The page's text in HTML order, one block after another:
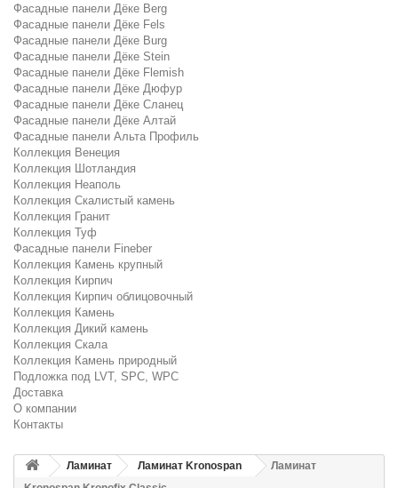
Фасадные панели Дёке Berg
Фасадные панели Дёке Fels
Фасадные панели Дёке Burg
Фасадные панели Дёке Stein
Фасадные панели Дёке Flemish
Фасадные панели Дёке Дюфур
Фасадные панели Дёке Сланец
Фасадные панели Дёке Алтай
Фасадные панели Альта Профиль
Коллекция Венеция
Коллекция Шотландия
Коллекция Неаполь
Коллекция Скалистый камень
Коллекция Гранит
Коллекция Туф
Фасадные панели Fineber
Коллекция Камень крупный
Коллекция Кирпич
Коллекция Кирпич облицовочный
Коллекция Камень
Коллекция Дикий камень
Коллекция Скала
Коллекция Камень природный
Подложка под LVT, SPC, WPC
Доставка
О компании
Контакты
Ламинат Ламинат Kronospan
Ламинат